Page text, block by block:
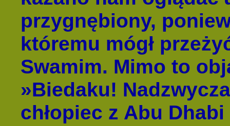
przygnębiony,
któremu mógł
Swamim. Mimo to
»Biedaku!
chłopiec z Abu